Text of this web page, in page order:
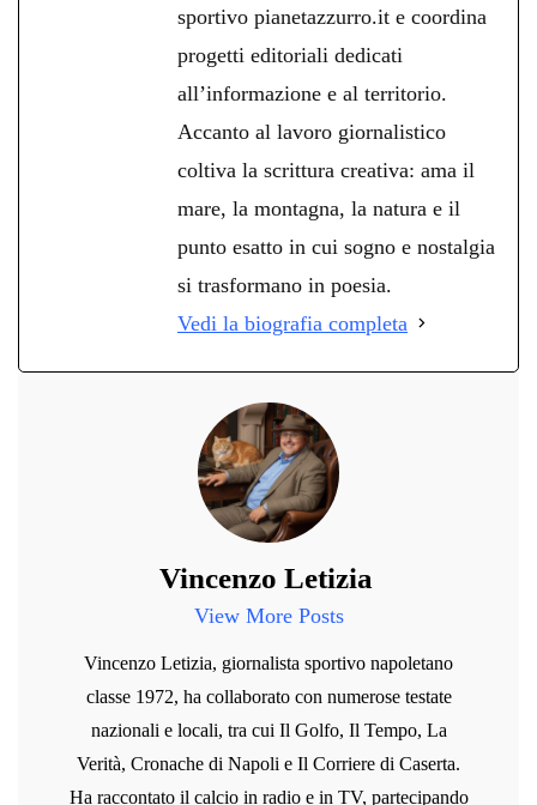
sportivo pianetazzurro.it e coordina
progetti editoriali dedicati
all’informazione e al territorio.
Accanto al lavoro giornalistico
coltiva la scrittura creativa: ama il
mare, la montagna, la natura e il
punto esatto in cui sogno e nostalgia
si trasformano in poesia.
Vedi la biografia completa
Vincenzo Letizia
View More Posts
Vincenzo Letizia, giornalista sportivo napoletano
classe 1972, ha collaborato con numerose testate
nazionali e locali, tra cui Il Golfo, Il Tempo, La
Verità, Cronache di Napoli e Il Corriere di Caserta.
Ha raccontato il calcio in radio e in TV, partecipando